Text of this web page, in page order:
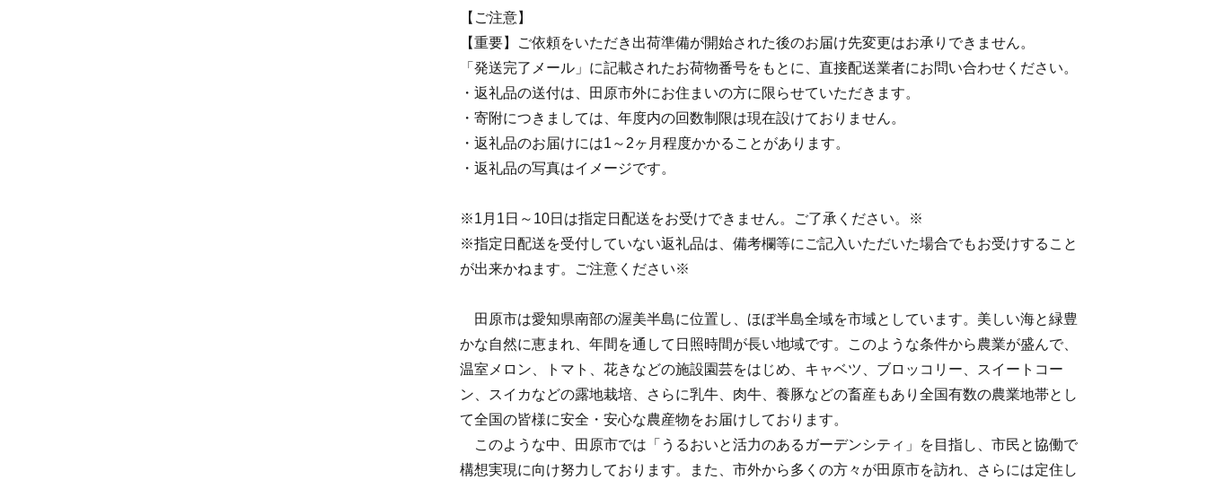
【ご注意】
【重要】ご依頼をいただき出荷準備が開始された後のお届け先変更はお承りできません。
「発送完了メール」に記載されたお荷物番号をもとに、直接配送業者にお問い合わせください。
・返礼品の送付は、田原市外にお住まいの方に限らせていただきます。
・寄附につきましては、年度内の回数制限は現在設けておりません。
・返礼品のお届けには1～2ヶ月程度かかることがあります。
・返礼品の写真はイメージです。
※1月1日～10日は指定日配送をお受けできません。ご了承ください。※
※指定日配送を受付していない返礼品は、備考欄等にご記入いただいた場合でもお受けすること
が出来かねます。ご注意ください※
田原市は愛知県南部の渥美半島に位置し、ほぼ半島全域を市域としています。美しい海と緑豊
かな自然に恵まれ、年間を通して日照時間が長い地域です。このような条件から農業が盛んで、
温室メロン、トマト、花きなどの施設園芸をはじめ、キャベツ、ブロッコリー、スイートコー
ン、スイカなどの露地栽培、さらに乳牛、肉牛、養豚などの畜産もあり全国有数の農業地帯とし
て全国の皆様に安全・安心な農産物をお届けしております。
このような中、田原市では「うるおいと活力のあるガーデンシティ」を目指し、市民と協働で
構想実現に向け努力しております。また、市外から多くの方々が田原市を訪れ、さらには定住し